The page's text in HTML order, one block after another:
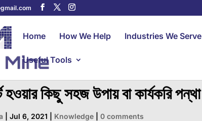
Home How We Help Industries We Serve
Useful Tools
হওয়ার কিছু সহজ উপায় বা কার্যকরি পন্থা
|Jul 6, 2021 Knowledge |0 comments